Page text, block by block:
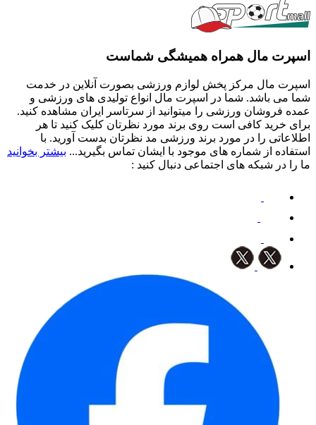
اسپرت مال همراه همیشگی شماست
اسپرت مال مرکز پخش لوازم ورزشی بصورت آنلاین در خدمت
شما می باشد. شما در اسپرت مال انواع تولیدی های ورزشی و
عمده فروشان ورزشی را میتوانید از سرتاسر ایران مشاهده کنید.
برای خرید کافی است روی برند مورد نظرتان کلیک کنید تا هر
اطلاعاتی را در مورد برند ورزشی مد نظرتان بدست آورید. با
استفاده از شماره های موجود با ایشان تماس بگیرید... بیشتر بخوانید
ما را در شبکه های اجتماعی دنبال کنید :